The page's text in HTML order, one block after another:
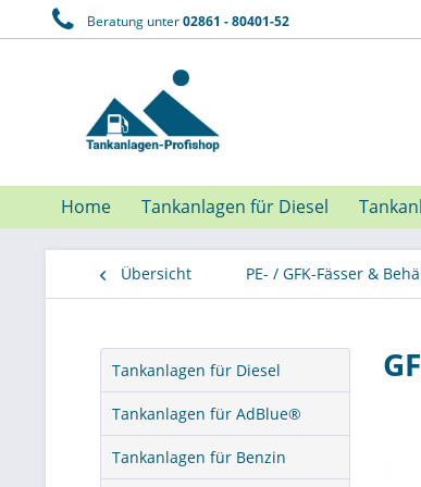
Beratung unter02861 - 80401-52
Home Tankanlagen für Diesel
Übersicht PE- / GFK-Fässer &
Tankanlagen für Diesel
Tankanlagen für AdBlue®
Tankanlagen für Benzin